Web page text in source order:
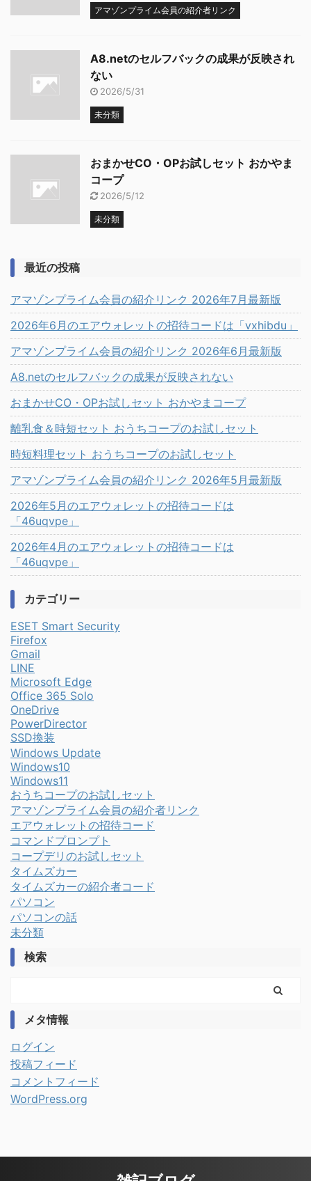
アマゾンプライム会員の紹介者リンク
A8.netのセルフバックの成果が反映され
ない
2026/5/31
未分類
おまかせCO・OPお試しセット おかやま
コープ
2026/5/12
未分類
最近の投稿
アマゾンプライム会員の紹介リンク 2026年7月最新版
2026年6月のエアウォレットの招待コードは「vxhibdu」
アマゾンプライム会員の紹介リンク 2026年6月最新版
A8.netのセルフバックの成果が反映されない
おまかせCO・OPお試しセット おかやまコープ
離乳食＆時短セット おうちコープのお試しセット
時短料理セット おうちコープのお試しセット
アマゾンプライム会員の紹介リンク 2026年5月最新版
2026年5月のエアウォレットの招待コードは
「46uqvpe」
2026年4月のエアウォレットの招待コードは
「46uqvpe」
カテゴリー
ESET Smart Security
Firefox
Gmail
LINE
Microsoft Edge
Office 365 Solo
OneDrive
PowerDirector
SSD換装
Windows Update
Windows10
Windows11
おうちコープのお試しセット
アマゾンプライム会員の紹介者リンク
エアウォレットの招待コード
コマンドプロンプト
コープデリのお試しセット
タイムズカー
タイムズカーの紹介者コード
パソコン
パソコンの話
未分類
検索
メタ情報
ログイン
投稿フィード
コメントフィード
WordPress.org